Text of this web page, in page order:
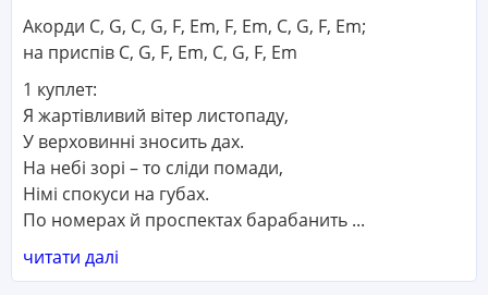
Акорди C, G, C, G, F, Em, F, Em, C, G, F, Em;
на приспів C, G, F, Em, C, G, F, Em
1 куплет:
Я жартівливий вітер листопаду,
У верховинні зносить дах.
На небі зорі – то сліди помади,
Німі спокуси на губах.
По номерах й проспектах барабанить ...
читати далі